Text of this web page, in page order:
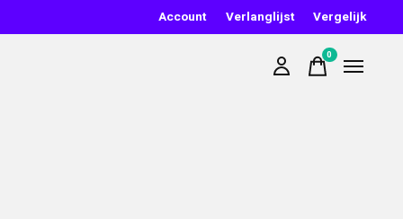
Account Verlanglijst Vergelijk
0items